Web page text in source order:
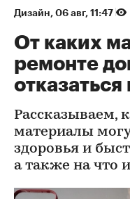
Дизайн 06 авг, 11:47
От каких
ремонте
Рассказываем,
материалы
здоровья и
а также на что